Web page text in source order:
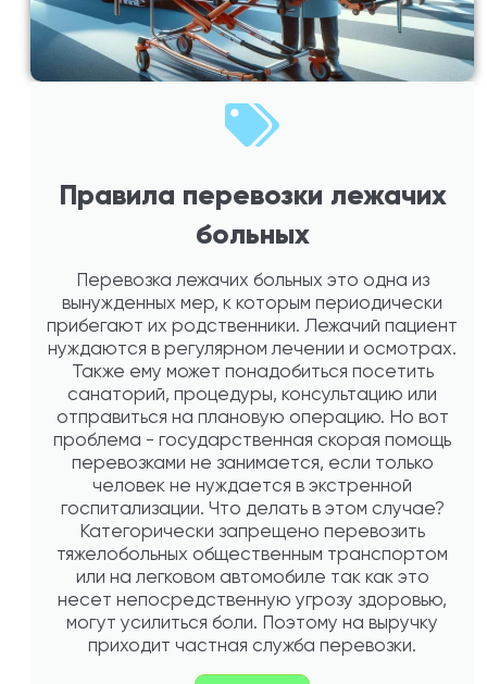
Правила перевозки лежачих
больных
Перевозка лежачих больных это одна из
вынужденных мер, к которым периодически
прибегают их родственники. Лежачий пациент
нуждаются в регулярном лечении и осмотрах.
Также ему может понадобиться посетить
санаторий, процедуры, консультацию или
отправиться на плановую операцию. Но вот
проблема - государственная скорая помощь
перевозками не занимается, если только
человек не нуждается в экстренной
госпитализации. Что делать в этом случае?
Категорически запрещено перевозить
тяжелобольных общественным транспортом
или на легковом автомобиле так как это
несет непосредственную угрозу здоровью,
могут усилиться боли. Поэтому на выручку
приходит частная служба перевозки.